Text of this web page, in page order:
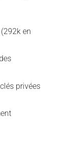
en
privées